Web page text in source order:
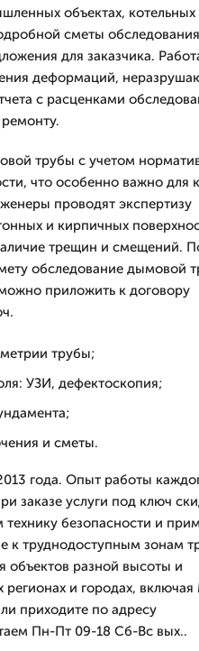
объектах, котельных
сметы обследования
для заказчика.
деформаций,
с расценками
трубы с учетом
что особенно важно для
проводят экспертизу
и кирпичных
трещин и смещений.
обследование дымовой
приложить к договору
трубы;
УЗИ, дефектоскопия;
и сметы.
года. Опыт работы
заказе услуги под ключ
безопасности и
к труднодоступным зонам
объектов разной высоты и
и городах,
приходите по адресу
Пн-Пт 09-18 Сб-Вс вых..